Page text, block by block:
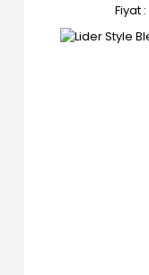
Fiyat :